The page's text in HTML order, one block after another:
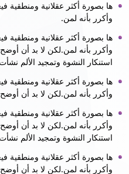
ها بصورة أكثر عقلانية ومنطقية
وأكرر بأنه لمن.
ها بصورة أكثر عقلانية ومنطقية
وأكرر بأنه لمن.لكن لا بد أن
استنكار النشوة وتمجيد الألم
ها بصورة أكثر عقلانية ومنطقية
وأكرر بأنه لمن.لكن لا بد أن
ها بصورة أكثر عقلانية ومنطقية
وأكرر بأنه لمن.لكن لا بد أن
استنكار النشوة وتمجيد الألم
ها بصورة أكثر عقلانية ومنطقية
وأكرر بأنه لمن.لكن لا بد أن